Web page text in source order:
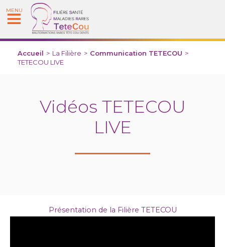
MENU
Accueil > La Filière > Communication TETECOU >
TETECOU LIVE
Vidéos TETECOU
LIVE
Présentation de la Filière TETECOU